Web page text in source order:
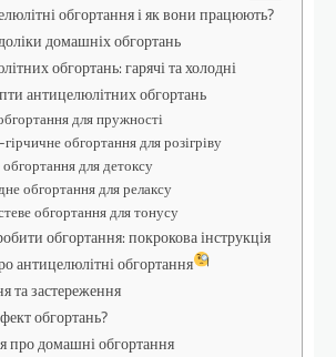
обгортання і як вони працюють?
домашніх обгортань
обгортань: гарячі та холодні
антицелюлітних обгортань
для пружності
обгортання для розігріву
для детоксу
обгортання для релаксу
обгортання для тонусу
обгортання: покрокова інструкція
антицелюлітні обгортання
та застереження
обгортань?
про домашні обгортання